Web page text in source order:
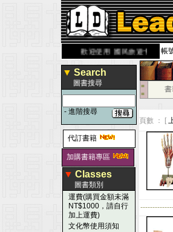
歡迎使用 國民旅遊卡！！ 帳
▼ Search
圖書搜尋
- 進階搜尋
代訂書籍
加購書籍專區
▼ Classes
圖書類別
運費(購買金額未滿
NT$1000，請自行
加上運費)
文化幣使用須知
■
■
書
頁數 ： [